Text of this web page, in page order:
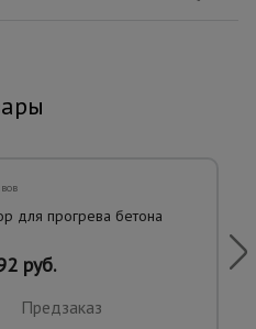
для прогрева бетона
руб.
Предзаказ